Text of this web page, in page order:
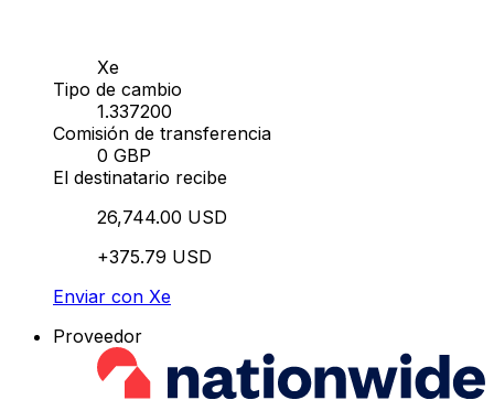
Xe
Tipo de cambio
1.337200
Comisión de transferencia
0 GBP
El destinatario recibe
26,744.00 USD
+375.79 USD
Enviar con Xe
Proveedor